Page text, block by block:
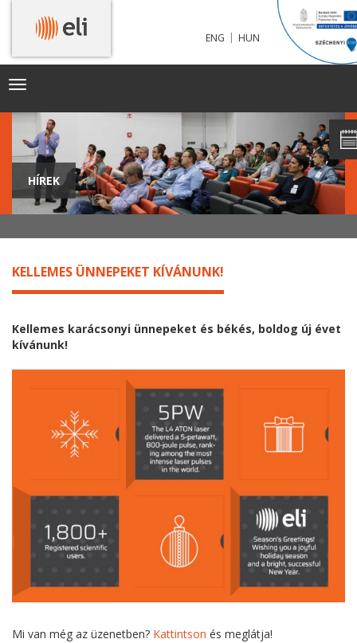
ENG | HUN
Toggle
HÍREK
KELLEMES ÜNNEPEKET KÍVÁNUNK!
Kellemes karácsonyi ünnepeket és békés, boldog új évet
kívánunk!
Mi van még az üzenetben? Kattintson és meglátja!